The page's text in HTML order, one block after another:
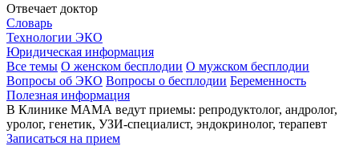
Отвечает доктор
Словарь
Технологии ЭКО
Юридическая информация
Все темы О женском бесплодии О мужском бесплодии
Вопросы об ЭКО Вопросы о бесплодии Беременность
Полезная информация
В Клинике МАМА ведут приемы: репродуктолог, андролог,
уролог, генетик, УЗИ-специалист, эндокринолог, терапевт
Записаться на прием